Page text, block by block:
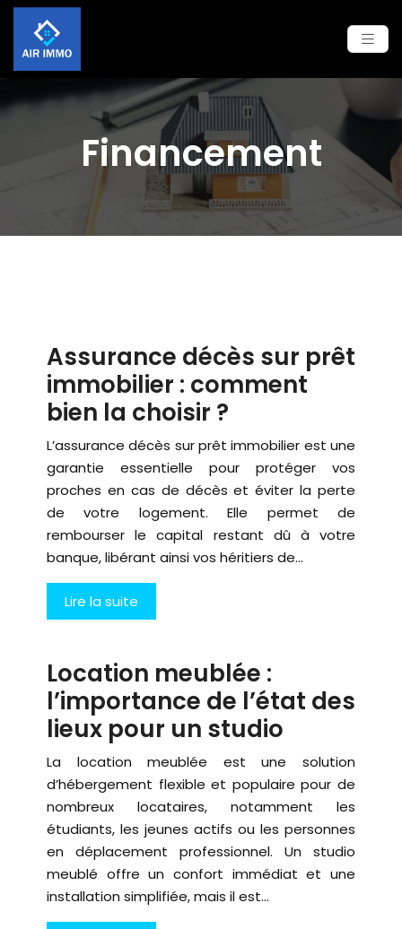
Financement
Assurance décès sur prêt
immobilier : comment
bien la choisir ?
L’assurance décès sur prêt immobilier est une
garantie essentielle pour protéger vos
proches en cas de décès et éviter la perte
de votre logement. Elle permet de
rembourser le capital restant dû à votre
banque, libérant ainsi vos héritiers de…
Lire la suite
Location meublée :
l’importance de l’état des
lieux pour un studio
La location meublée est une solution
d’hébergement flexible et populaire pour de
nombreux locataires, notamment les
étudiants, les jeunes actifs ou les personnes
en déplacement professionnel. Un studio
meublé offre un confort immédiat et une
installation simplifiée, mais il est…